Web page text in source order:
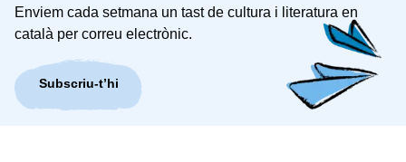
Enviem cada setmana un tast de cultura i literatura en
català per correu electrònic.
Subscriu-t’hi